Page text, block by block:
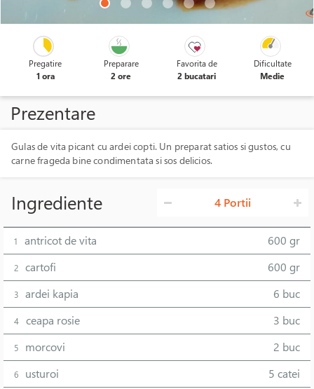
Pregatire
1 ora
Preparare
2 ore
Favorita de
2 bucatari
Dificultate
Medie
Prezentare
Gulas de vita picant cu ardei copti. Un preparat satios si gustos, cu
carne frageda bine condimentata si sos delicios.
Ingrediente 4 Portii
1 antricot de vita 600 gr
2 cartofi 600 gr
3 ardei kapia 6 buc
4 ceapa rosie 3 buc
5 morcovi 2 buc
6 usturoi 5 catei